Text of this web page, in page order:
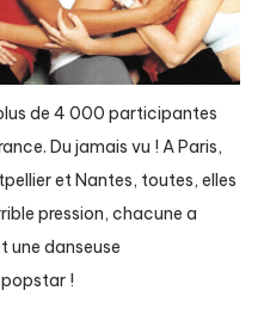
de 4 000 participantes
Du jamais vu ! A Paris,
et Nantes, toutes, elles
pression, chacune a
une danseuse
popstar !